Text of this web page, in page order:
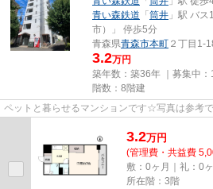
青い森鉄道 「 筒井 」駅 バ
市）」 停歩5分
青森県青森市本町 ２丁目1-
3.2万円
築年数：築36年 ｜募集中：
階数：8階建
ペットと暮らせるマンションです☆写真は参考で
3.2万円
(管理費・共益費
敷：0ヶ月｜礼：0
所在階：3階